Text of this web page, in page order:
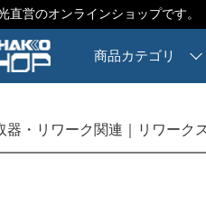
直営のオンラインショップです。
商品カテゴリ
器・リワーク関連 リワーク